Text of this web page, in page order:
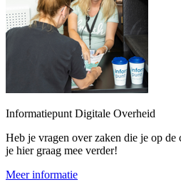
Informatiepunt Digitale Overheid
Heb je vragen over zaken die je op de
je hier graag mee verder!
Meer informatie